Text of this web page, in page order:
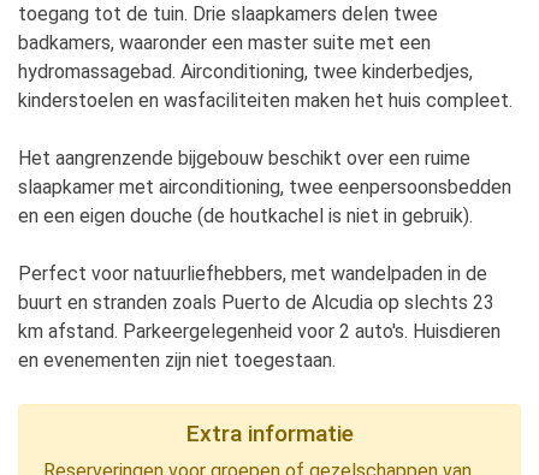
toegang tot de tuin. Drie slaapkamers delen twee
badkamers, waaronder een master suite met een
hydromassagebad. Airconditioning, twee kinderbedjes,
kinderstoelen en wasfaciliteiten maken het huis compleet.
Het aangrenzende bijgebouw beschikt over een ruime
slaapkamer met airconditioning, twee eenpersoonsbedden
en een eigen douche (de houtkachel is niet in gebruik).
Perfect voor natuurliefhebbers, met wandelpaden in de
buurt en stranden zoals Puerto de Alcudia op slechts 23
km afstand. Parkeergelegenheid voor 2 auto's. Huisdieren
en evenementen zijn niet toegestaan.
Extra informatie